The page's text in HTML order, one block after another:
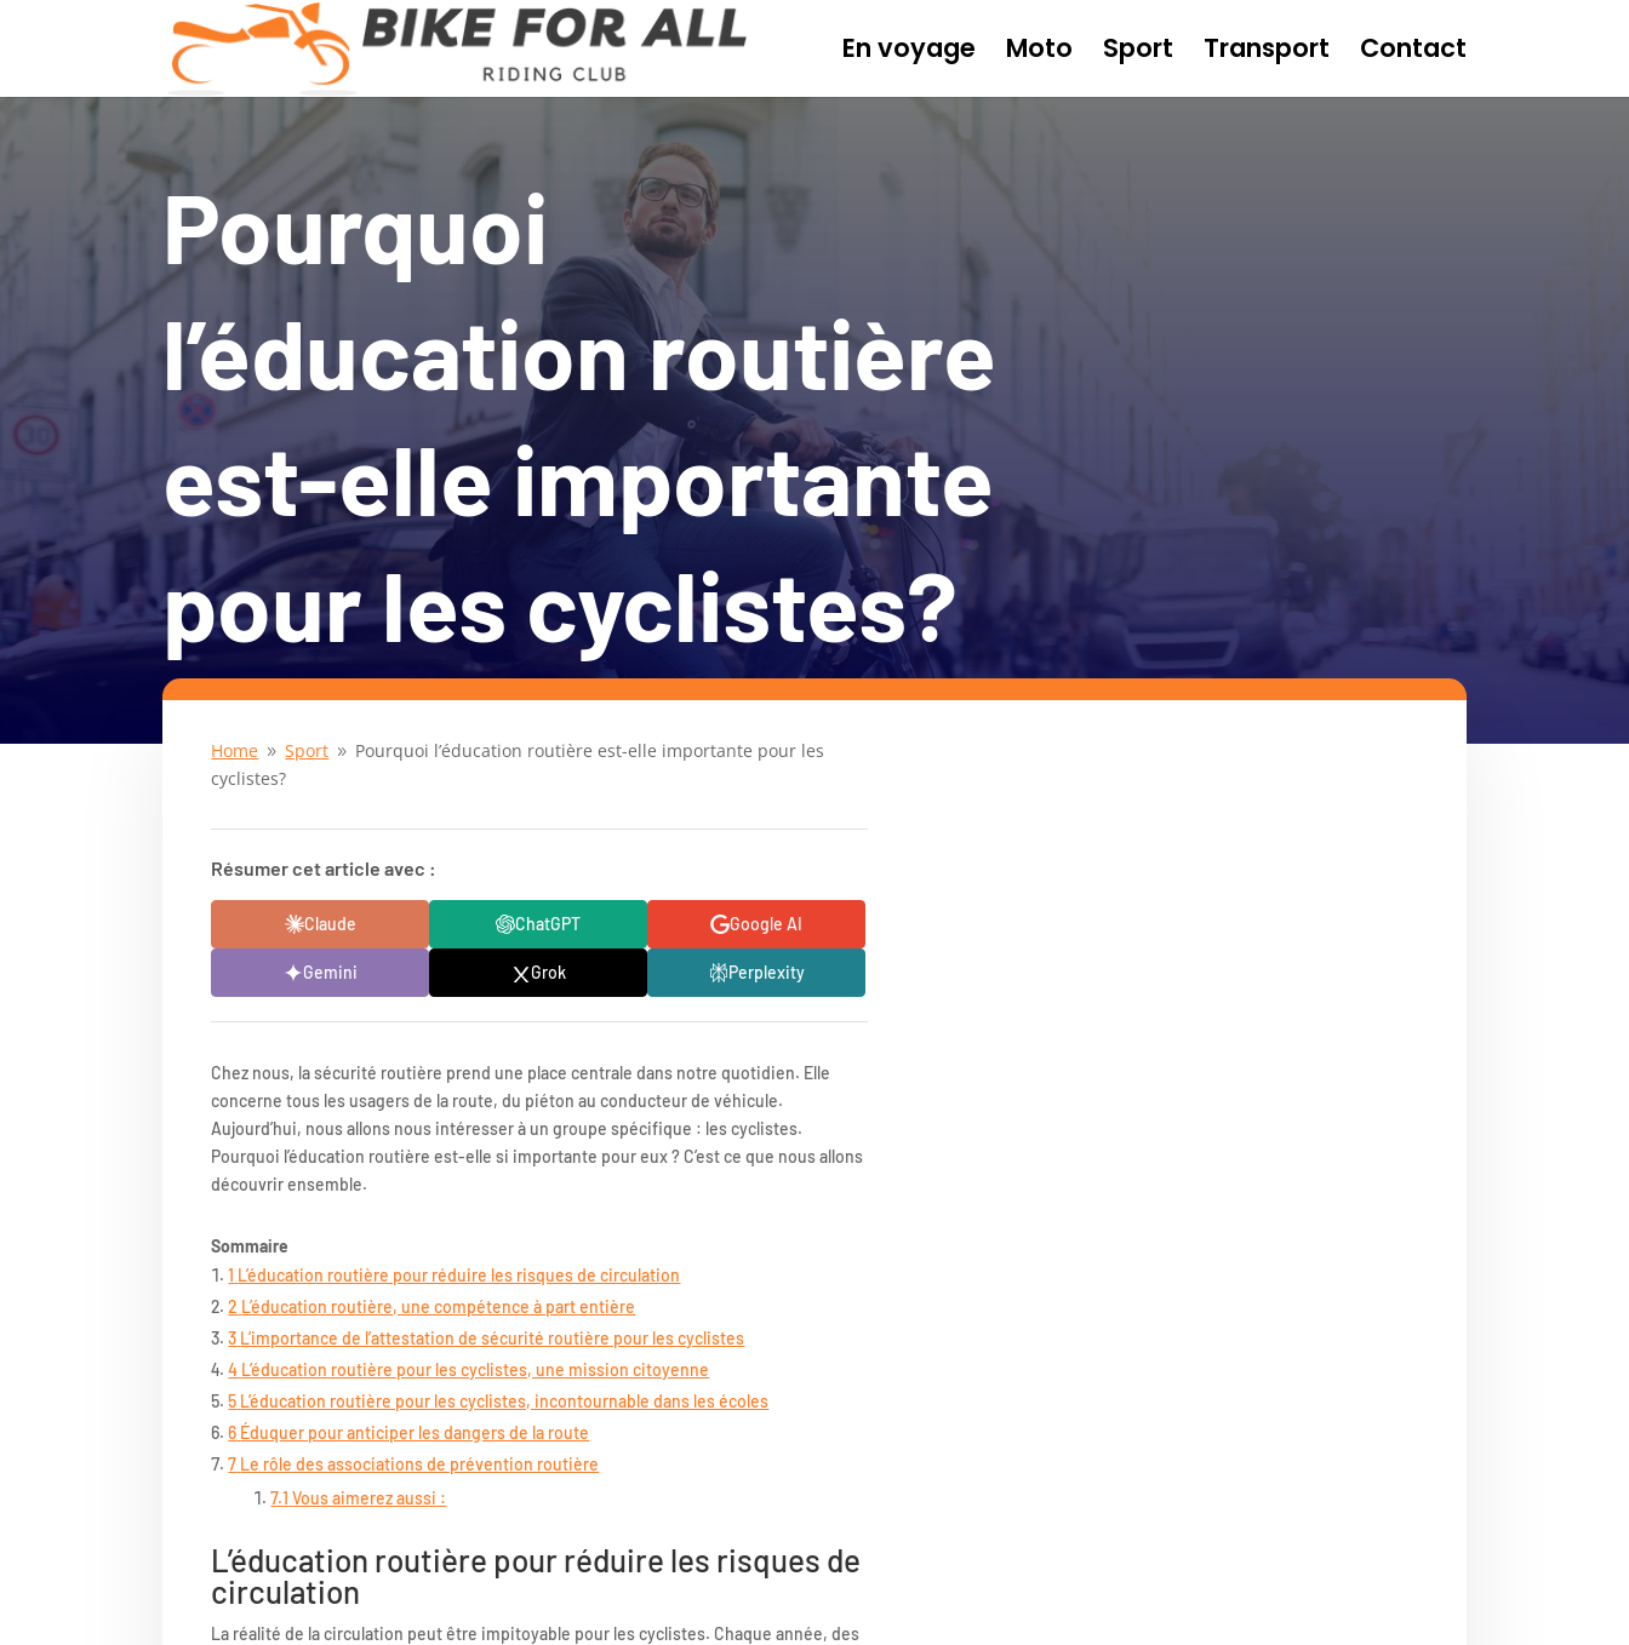
En voyage Moto Sport Transport Contact
Pourquoi
l’éducation routière
est-elle importante
pour les cyclistes?
Home 9 Sport 9 Pourquoi l’éducation routière est-elle importante pour les
cyclistes?
Résumer cet article avec :
Claude ChatGPT Google AI
Gemini Grok Perplexity
Chez nous, la sécurité routière prend une place centrale dans notre quotidien. Elle
concerne tous les usagers de la route, du piéton au conducteur de véhicule.
Aujourd’hui, nous allons nous intéresser à un groupe spécifique : les cyclistes.
Pourquoi l’éducation routière est-elle si importante pour eux ? C’est ce que nous allons
découvrir ensemble.
Sommaire
1 L’éducation routière pour réduire les risques de circulation
2 L’éducation routière, une compétence à part entière
3 L’importance de l’attestation de sécurité routière pour les cyclistes
4 L’éducation routière pour les cyclistes, une mission citoyenne
5 L’éducation routière pour les cyclistes, incontournable dans les écoles
6 Éduquer pour anticiper les dangers de la route
7 Le rôle des associations de prévention routière
7.1 Vous aimerez aussi :
L’éducation routière pour réduire les risques de
circulation
La réalité de la circulation peut être impitoyable pour les cyclistes. Chaque année, des